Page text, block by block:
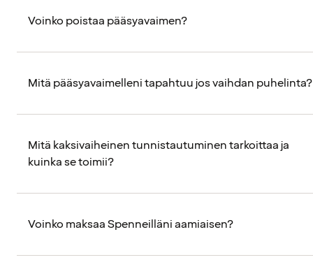
Voinko poistaa pääsyavaimen?
Mitä pääsyavaimelleni tapahtuu jos vaihdan puhelinta?
Mitä kaksivaiheinen tunnistautuminen tarkoittaa ja
kuinka se toimii?
Voinko maksaa Spenneilläni aamiaisen?